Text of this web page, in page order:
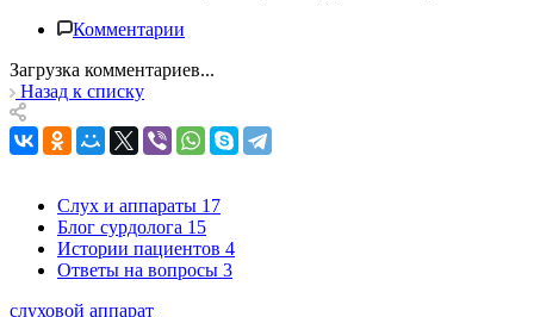
Комментарии
Загрузка комментариев...
Назад к списку
Слух и аппараты 17
Блог сурдолога 15
Истории пациентов 4
Ответы на вопросы 3
слуховой аппарат